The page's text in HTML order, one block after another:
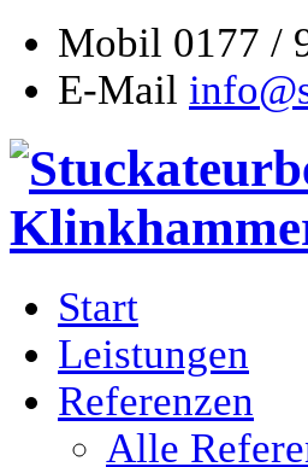
Mobil 0177 /
E-Mail
Start
Leistungen
Referenzen
Alle